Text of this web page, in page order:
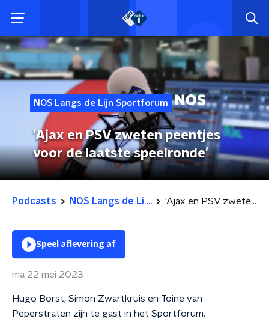
NOS Langs de Lijn Sportforum
'Ajax en PSV zweten peentjes
voor de laatste speelronde'
Podcasts NOS Langs de Li ... 'Ajax en PSV zweten peentjes voor de laatste speelronde'
Speel aflevering af
ma 22 mei 2023
Hugo Borst, Simon Zwartkruis en Toine van
Peperstraten zijn te gast in het Sportforum.